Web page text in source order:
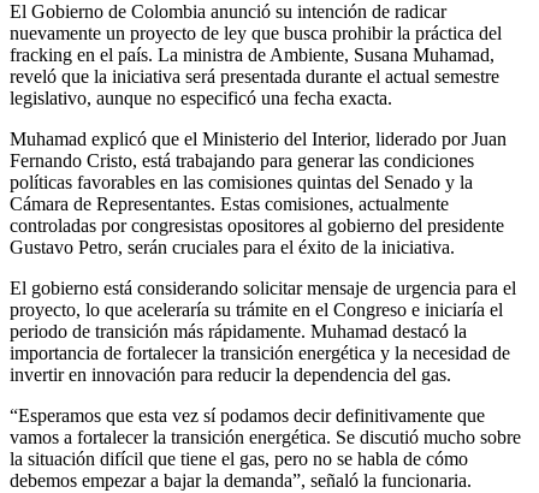
El Gobierno de Colombia anunció su intención de radicar
nuevamente un proyecto de ley que busca prohibir la práctica del
fracking en el país. La ministra de Ambiente, Susana Muhamad,
reveló que la iniciativa será presentada durante el actual semestre
legislativo, aunque no especificó una fecha exacta.
Muhamad explicó que el Ministerio del Interior, liderado por Juan
Fernando Cristo, está trabajando para generar las condiciones
políticas favorables en las comisiones quintas del Senado y la
Cámara de Representantes. Estas comisiones, actualmente
controladas por congresistas opositores al gobierno del presidente
Gustavo Petro, serán cruciales para el éxito de la iniciativa.
El gobierno está considerando solicitar mensaje de urgencia para el
proyecto, lo que aceleraría su trámite en el Congreso e iniciaría el
periodo de transición más rápidamente. Muhamad destacó la
importancia de fortalecer la transición energética y la necesidad de
invertir en innovación para reducir la dependencia del gas.
“Esperamos que esta vez sí podamos decir definitivamente que
vamos a fortalecer la transición energética. Se discutió mucho sobre
la situación difícil que tiene el gas, pero no se habla de cómo
debemos empezar a bajar la demanda”, señaló la funcionaria.